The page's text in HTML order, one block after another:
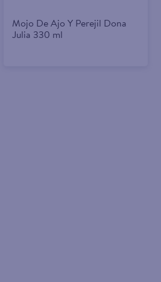
Mojo De Ajo Y Perejil Dona
Julia 330 ml